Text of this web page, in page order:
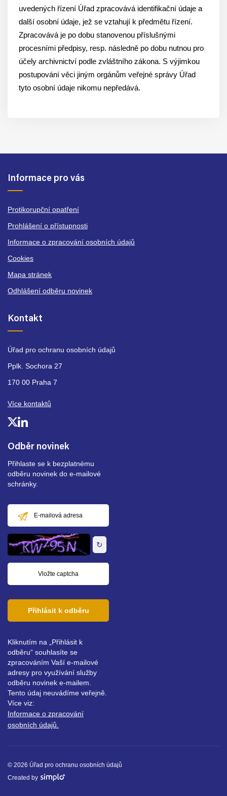
uvedených řízení Úřad zpracovává identifikační údaje a
další osobní údaje, jež se vztahují k předmětu řízení.
Zpracovává je po dobu stanovenou příslušnými
procesními předpisy, resp. následně po dobu nutnou pro
účely archivnictví podle zvláštního zákona. S výjimkou
postupování věci jiným orgánům veřejné správy Úřad
tyto osobní údaje nikomu nepředává.
Odběr novinek
Přihlaste se k bezplatnému
odběru novinek do e-mailové
schránky.
mailová
adresa
↻
Přihlásit k odběru
Kliknutím na „Přihlásit k
odběru“ souhlasíte se
zpracováním Vaší e-mailové
adresy pro využívání služby
odběru novinek e-mailem.
Tento údaj neuvádíme veřejně.
Více viz:
Informace o zpracování
osobních údajů.
Informace pro vás
Protikorupční opatření
Prohlášení o přístupnosti
Informace o zpracování osobních údajů
Cookies
Mapa stránek
Odhlášení odběru novinek
Kontakt
Úřad pro ochranu osobních údajů
Pplk. Sochora 27
170 00 Praha 7
Více kontaktů
© 2026 Úřad pro ochranu osobních údajů
Created by